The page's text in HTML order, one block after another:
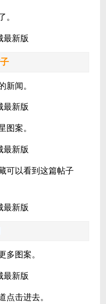
。
新闻。
图案。
可以看到这篇帖子
多图案。
点击进去。